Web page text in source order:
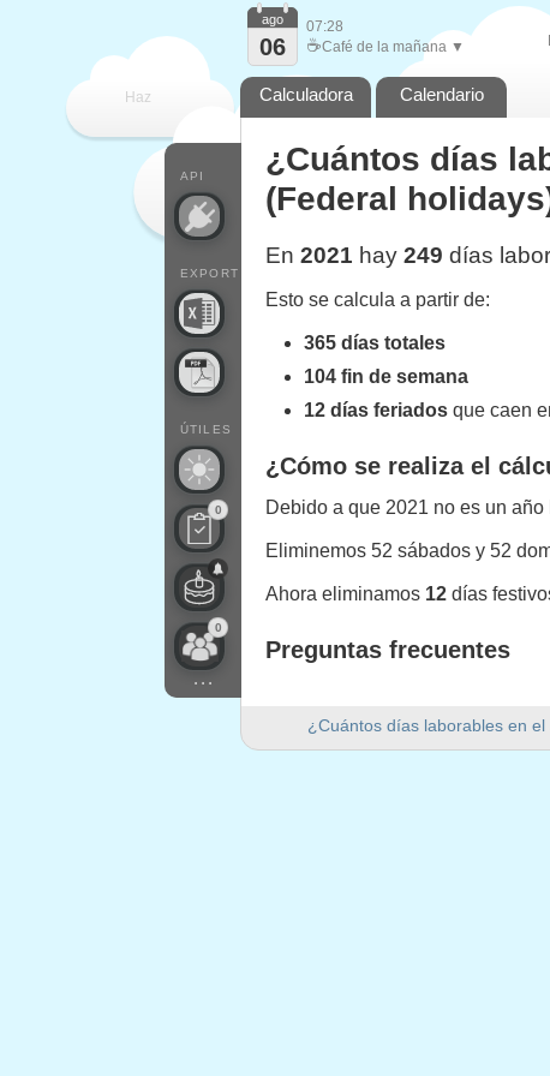
Haz
que
API
EXPORT
ÚTILES
0
0
...
ago
06
07:28
☕Café de la mañana ▼
Calculadora Calendario
¿Cuántos días laborables en
¿Cuántos días
(Federal
En 2021 hay 249 días
Esto se calcula a partir de:
365 días totales
104 fin de semana
12 días feriados que caen
¿Cómo se realiza el
Debido a que 2021 no es un
Eliminemos 52 sábados y 52
Ahora eliminamos 12 días
Preguntas frecuentes
Hay 249 días laborables en